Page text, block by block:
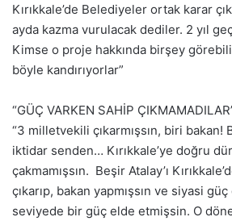
Kırıkkale’de Belediyeler ortak karar
ayda kazma vurulacak dediler. 2 yıl
Kimse o proje hakkında birşey
böyle kandırıyorlar”
“GÜÇ VARKEN SAHİP
“3 milletvekili çıkarmışsın, biri bakan!
iktidar senden… Kırıkkale’ye doğru
çakmamışsın. Beşir Atalay’ı
çıkarıp, bakan yapmışsın ve siyasi
seviyede bir güç elde etmişsin. O